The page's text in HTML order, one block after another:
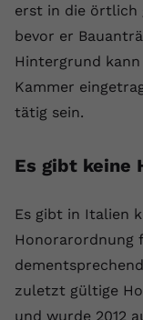
erst in die örtlich
bevor er
Hintergrund
Kammer
tätig sein.
Es gibt keine
Es gibt in Italien
Honorarordnung
zuletzt gültige
und wurde 2012